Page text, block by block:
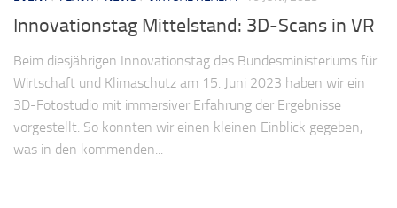
Innovationstag Mittelstand: 3D-Scans in VR
Beim diesjährigen Innovationstag des Bundesministeriums für
Wirtschaft und Klimaschutz am 15. Juni 2023 haben wir ein
3D-Fotostudio mit immersiver Erfahrung der Ergebnisse
vorgestellt. So konnten wir einen kleinen Einblick gegeben,
was in den kommenden...